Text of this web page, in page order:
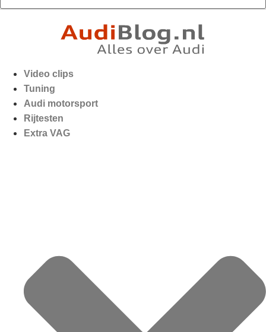
Video clips
Tuning
Audi motorsport
Rijtesten
Extra VAG